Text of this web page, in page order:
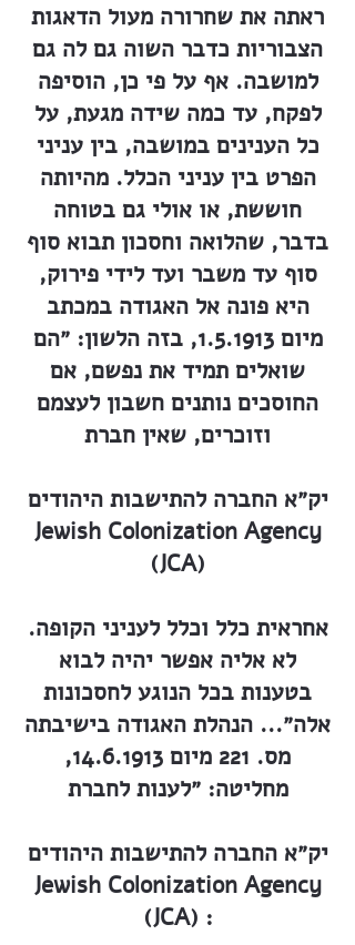
ראתה את שחרורה מעול הדאגות
הצבוריות כדבר השוה גם לה גם
למושבה. אף על פי כן, הוסיפה
לפקח, עד כמה שידה מגעת, על
כל הענינים במושבה, בין עניני
הפרט בין עניני הכלל. מהיותה
חוששת, או אולי גם בטוחה
בדבר, שהלואה וחסכון תבוא סוף
סוף עד משבר ועד לידי פירוק,
היא פונה אל האגודה במכתב
מיום 1.5.1913, בזה הלשון: ״הם
שואלים תמיד את נפשם, אם
החוסכים נותנים חשבון לעצמם
וזוכרים, שאין חברת
יק״א החברה להתישבות היהודים
Jewish Colonization Agency
(JCA)
אחראית כלל וכלל לעניני הקופה.
לא אליה אפשר יהיה לבוא
בטענות בכל הנוגע לחסכונות
אלה״... הנהלת האגודה בישיבתה
מס. 221 מיום
14.6.1913
,
מחליטה: ״לענות לחברת
יק״א החברה להתישבות היהודים
Jewish Colonization Agency
(JCA) :